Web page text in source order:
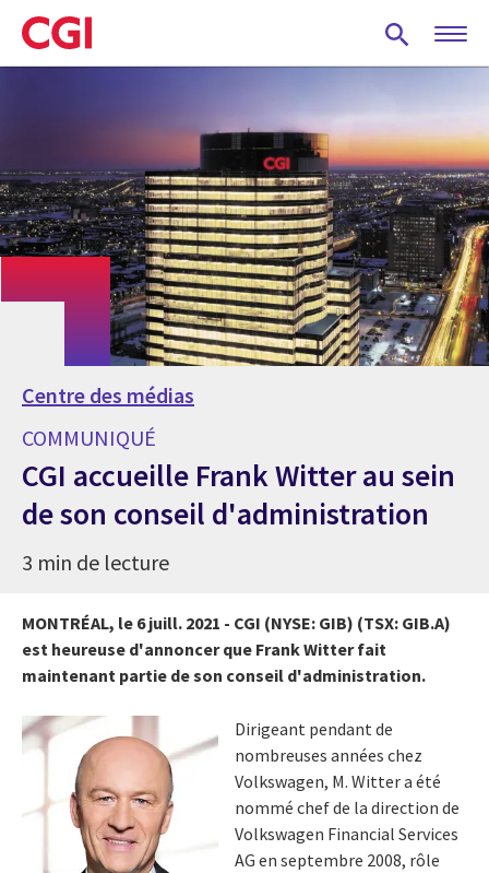
Skip
to
main
Centre des médias
COMMUNIQUÉ
CGI accueille Frank Witter au sein
de son conseil d'administration
3 min de lecture
MONTRÉAL, le 6 juill. 2021 - CGI (NYSE: GIB) (TSX: GIB.A)
est heureuse d'annoncer que Frank Witterfait
maintenant partie de son conseil d'administration.
Dirigeant pendant de
nombreuses années chez
Volkswagen, M. Witter a été
nommé chef de la direction de
Volkswagen Financial Services
AG en septembre 2008, rôle